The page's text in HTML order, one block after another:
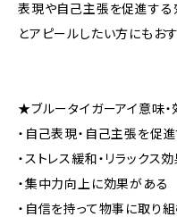
表現や自己主張を促進する
とアピールしたい方にもおす
★ブルータイガーアイ意味・
・自己表現・自己主張を促
・ストレス緩和・リラックス
・集中力向上に効果がある
・自信を持って物事に取り